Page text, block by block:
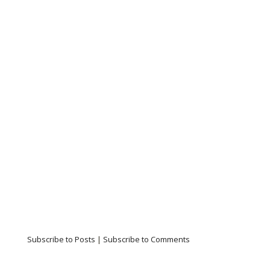
Subscribe to Posts | Subscribe to Comments